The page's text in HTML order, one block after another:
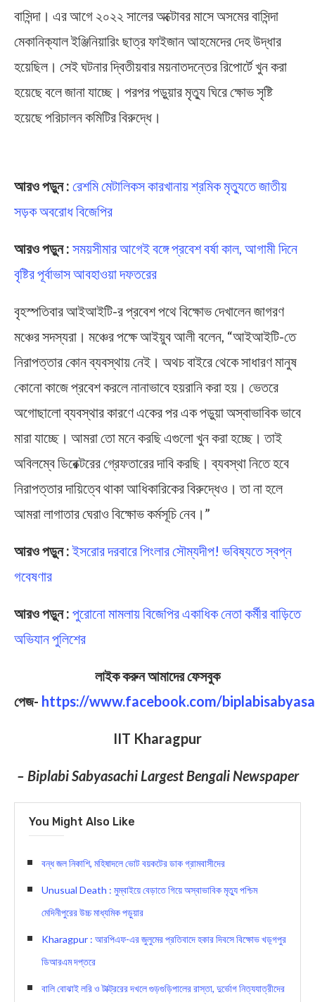
বাসিন্দা। এর আগে ২০২২ সালের অক্টোবর মাসে অসমের বাসিন্দা
মেকানিক্যাল ইঞ্জিনিয়ারিং ছাত্র ফাইজান আহমেদের দেহ উদ্ধার
হয়েছিল। সেই ঘটনার দ্বিতীয়বার ময়নাতদন্তের রিপোর্টে খুন করা
হয়েছে বলে জানা যাচ্ছে। পরপর পড়ুয়ার মৃত্যু ঘিরে ক্ষোভ সৃষ্টি
হয়েছে পরিচালন কমিটির বিরুদ্ধে।
আরও পড়ুন : রেশমি মেটালিকস কারখানায় শ্রমিক মৃত্যুতে জাতীয়
সড়ক অবরোধ বিজেপির
আরও পড়ুন : সময়সীমার আগেই বঙ্গে প্রবেশ বর্ষা কাল, আগামী দিনে
বৃষ্টির পূর্বাভাস আবহাওয়া দফতরের
বৃহস্পতিবার আইআইটি-র প্রবেশ পথে বিক্ষোভ দেখালেন জাগরণ
মঞ্চের সদস্যরা। মঞ্চের পক্ষে আইয়ুব আলী বলেন, “আইআইটি-তে
নিরাপত্তার কোন ব্যবস্থায় নেই। অথচ বাইরে থেকে সাধারণ মানুষ
কোনো কাজে প্রবেশ করলে নানাভাবে হয়রানি করা হয়। ভেতরে
অগোছালো ব্যবস্থার কারণে একের পর এক পড়ুয়া অস্বাভাবিক ভাবে
মারা যাচ্ছে। আমরা তো মনে করছি এগুলো খুন করা হচ্ছে। তাই
অবিলম্বে ডিরেক্টরের গ্রেফতারের দাবি করছি। ব্যবস্থা নিতে হবে
নিরাপত্তার দায়িত্বে থাকা আধিকারিকের বিরুদ্ধেও। তা না হলে
আমরা লাগাতার ঘেরাও বিক্ষোভ কর্মসূচি নেব।”
আরও পড়ুন : ইসরোর দরবারে পিংলার সৌম্যদীপ! ভবিষ্যতে স্বপ্ন
গবেষণার
আরও পড়ুন : পুরোনো মামলায় বিজেপির একাধিক নেতা কর্মীর বাড়িতে
অভিযান পুলিশের
লাইক করুন আমাদের ফেসবুক
পেজ- https://www.facebook.com/
IIT Kharagpur
– Biplabi Sabyasachi Largest Bengali Newspaper
You Might Also Like
বন্ধ জল নিকাশি, মহিষাদলে ভোট বয়কটের ডাক গ্রামবাসীদের
Unusual Death : মুম্বাইয়ে বেড়াতে গিয়ে অস্বাভাবিক মৃত্যু পশ্চিম
মেদিনীপুরের উচ্চ মাধ্যমিক পড়ুয়ার
Kharagpur : আরপিএফ-এর জুলুমের প্রতিবাদে হকার দিবসে বিক্ষোভ খড়্গপুর
ডিআরএম দপ্তরে
বালি বোঝাই লরি ও টাক্ট্ররের দখলে গুড়গুড়িপালের রাস্তা, দুর্ভোগ নিত্যযাত্রীদের